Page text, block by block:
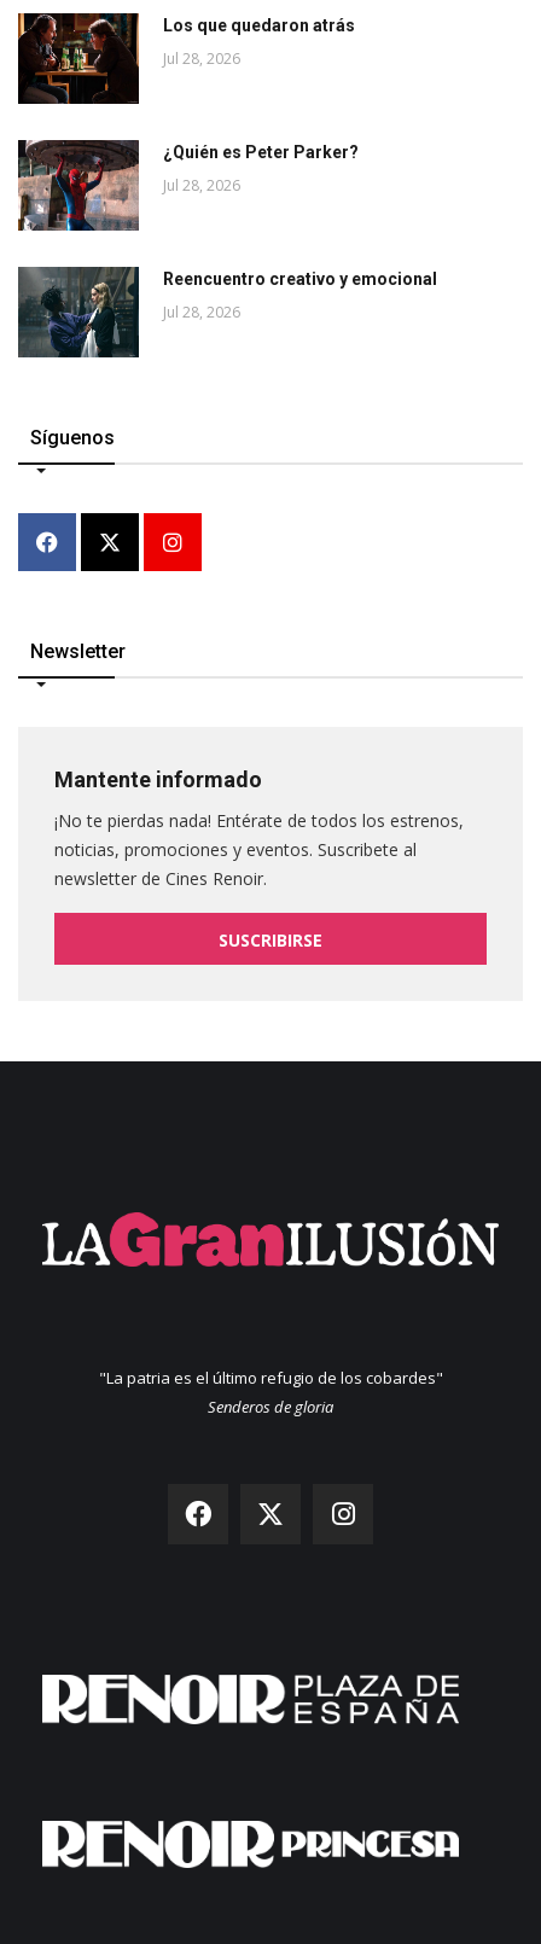
Los que quedaron atrás
Jul 28, 2026
¿Quién es Peter Parker?
Jul 28, 2026
Reencuentro creativo y emocional
Jul 28, 2026
Síguenos
Newsletter
Mantente informado
¡No te pierdas nada! Entérate de todos los estrenos,
noticias, promociones y eventos. Suscribete al
newsletter de Cines Renoir.
SUSCRIBIRSE
"La patria es el último refugio de los cobardes"
Senderos de gloria